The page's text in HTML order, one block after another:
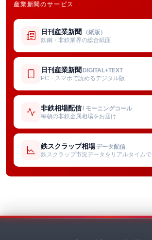
産業新聞のサービス
日刊産業新聞 （紙版）
鉄鋼・非鉄業界の総合紙面
日刊産業新聞 DIGITAL+TEXT
PC・スマホで読めるデジタル版
非鉄相場配信/ モーニングコール
毎朝の非鉄金属相場をお届け
鉄スクラップ相場 データ配信
鉄スクラップ市況データをリアルタイムで